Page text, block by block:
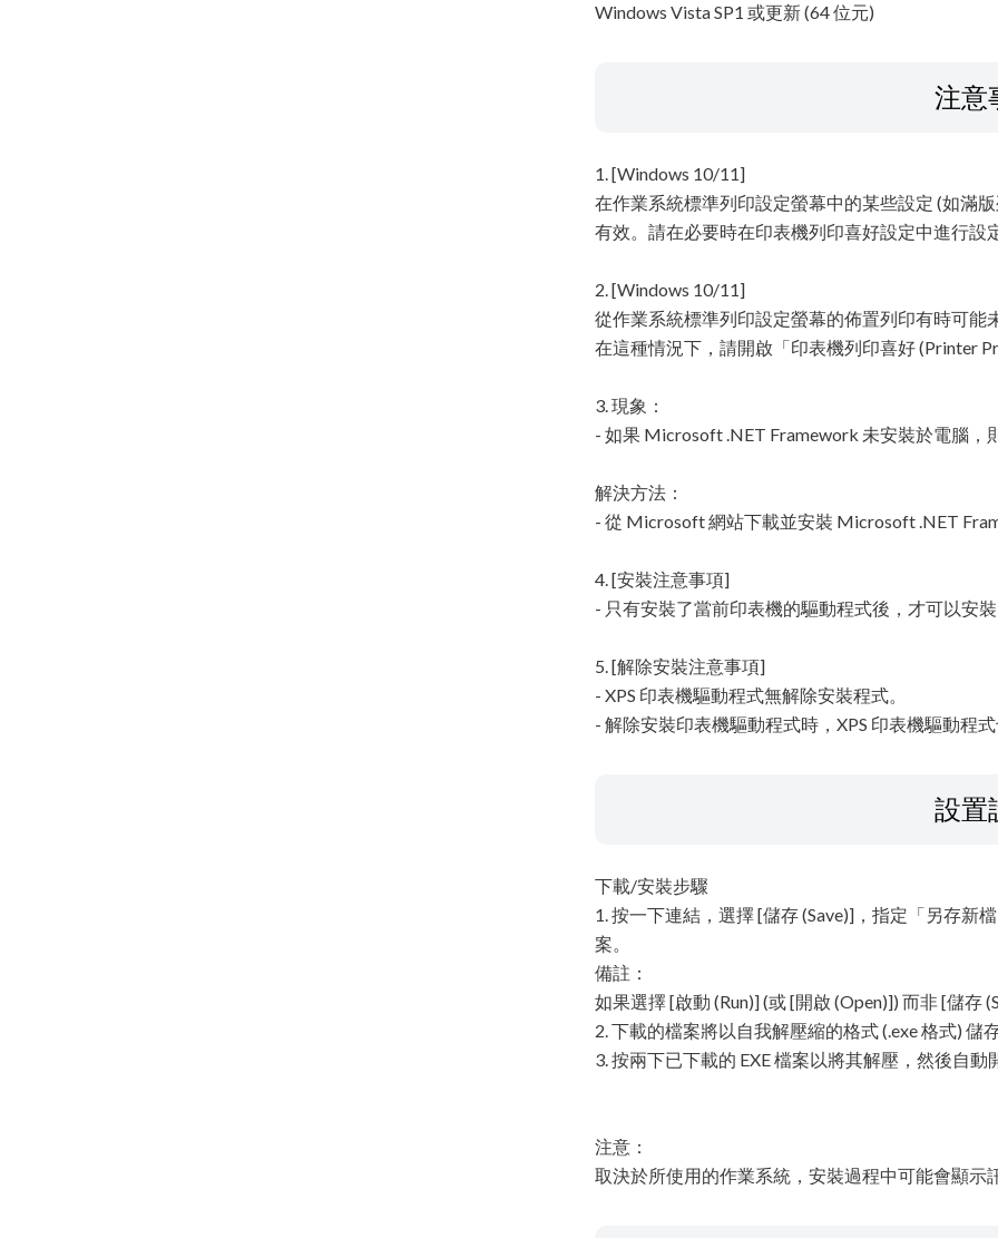
Windows Vista SP1 或更新 (64 位元)
注意
1. [Windows 10/11]
在作業系統標準列印設定螢幕中的某些設定 (如滿
有效。請在必要時在印表機列印喜好設定中進行設定
2. [Windows 10/11]
從作業系統標準列印設定螢幕的佈置列印有時可能
在這種情況下，請開啟「印表機列印喜好 (Printer
3. 現象：
- 如果 Microsoft .NET Framework 未安裝於電腦，
解決方法：
- 從 Microsoft 網站下載並安裝 Microsoft .NET
4. [安裝注意事項]
- 只有安裝了當前印表機的驅動程式後，才可以安裝
5. [解除安裝注意事項]
- XPS 印表機驅動程式無解除安裝程式。
- 解除安裝印表機驅動程式時，XPS 印表機驅動程式
設置
下載/安裝步驟
1. 按一下連結，選擇 [儲存 (Save)]，指定「另存新
案。
備註：
如果選擇 [啟動 (Run)] (或 [開啟 (Open)]) 而非 [儲存
2. 下載的檔案將以自我解壓縮的格式 (.exe 格式) 儲
3. 按兩下已下載的 EXE 檔案以將其解壓，然後自動
注意：
取決於所使用的作業系統，安裝過程中可能會顯示